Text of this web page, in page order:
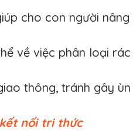
cho con người
về việc phân loại
thông, tránh gây
nối tri thức